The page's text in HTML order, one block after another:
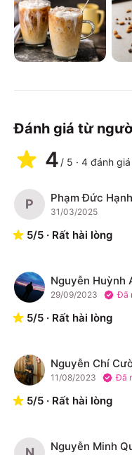
Đánh giá từ
4 / 5 · 4 đánh giá
P Phạm Đức Hạnh
31/03/2025
5/5 · Rất hài lòng
N Nguyễn Huỳnh
29/09/2023 Đã
5/5 · Rất hài lòng
N Nguyễn Chí
11/08/2023 Đã
5/5 · Rất hài lòng
Nguyễn Minh